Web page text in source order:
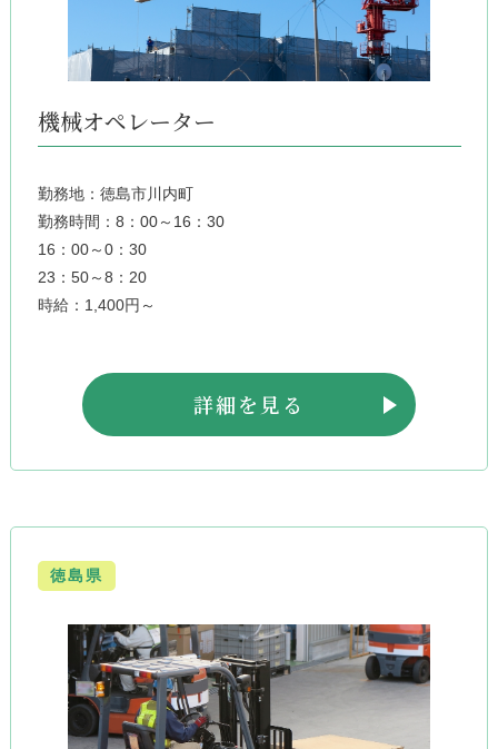
機械オペレーター
勤務地：徳島市川内町
勤務時間：8：00～16：30
16：00～0：30
23：50～8：20
時給：1,400円～
詳細を見る
徳島県